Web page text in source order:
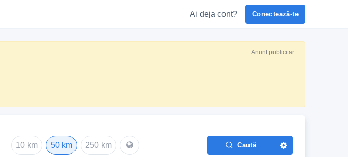
Ai deja cont? Conectează-te
Anunt publicitar
10 km 50 km 250 km Caută